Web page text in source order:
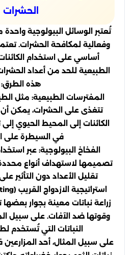
الحشرات
تُعتبر الوسائل البيولوجية واحدة
وفعالية لمكافحة الحشرات.
أساسي على استخدام الكائنات
الطبيعية للحد من أعداد
هذه الطرق:
المفترسات الطبيعية: مثل
تتغذى على الحشرات، يمكن
الكائنات إلى المحيط الحيوي
في السيطرة على
الفخاخ البيولوجية: عبر
تصميمها لاستهداف أنواع
تقليل الأعداد دون التأثير
زراعة نباتات معينة بجوار بعضها
وقوتها ضد الآفات. على سبيل
النباتات التي تُستخدم
على سبيل المثال، أحد المزارعين